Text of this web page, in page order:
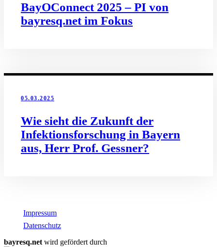
BayOConnect 2025 – PI von
bayresq.net im Fokus
05.03.2025
Wie sieht die Zukunft der
Infektionsforschung in Bayern
aus, Herr Prof. Gessner?
Impressum
Datenschutz
bayresq.net wird gefördert durch